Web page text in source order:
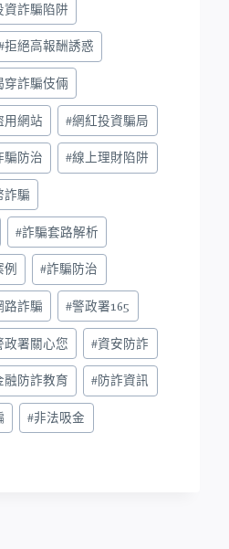
資詐騙陷阱
拒絕高報酬誘惑
穿詐騙伎倆
用網站 #網紅投資騙局
騙防治 #線上理財陷阱
詐騙
#詐騙套路解析
#詐騙防治
路詐騙 #警政署165
政署關心您 #資安防詐
融防詐教育 #防詐資訊
#非法吸金